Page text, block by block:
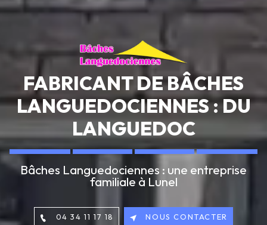
FABRICANT DE BÂCHES
LANGUEDOCIENNES : DU
LANGUEDOC
Bâches Languedociennes : une entreprise
familiale à Lunel
04 34 11 17 18 NOUS CONTACTER